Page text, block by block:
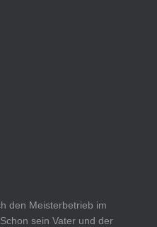
den Meisterbetrieb im
sein Vater und der